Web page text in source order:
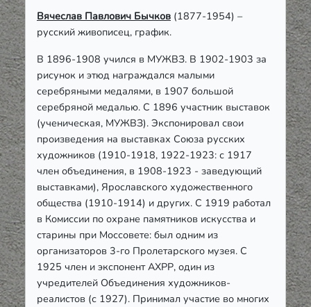
Вячеслав Павлович Бычков (1877-1954) –
русский живописец, график.
В 1896-1908 учился в МУЖВЗ. В 1902-1903 за
рисунок и этюд награждался малыми
серебряными медалями, в 1907 большой
серебряной медалью. С 1896 участник выставок
(ученическая, МУЖВЗ). Экспонировал свои
произведения на выставках Союза русских
художников (1910-1918, 1922-1923: с 1917
член объединения, в 1908-1923 - заведующий
выставками), Ярославского художественного
общества (1910-1914) и других. С 1919 работал
в Комиссии по охране памятников искусства и
старины при Моссовете: был одним из
организаторов 3-го Пролетарского музея. С
1925 член и экспонент АХРР, один из
учредителей Объединения художников-
реалистов (с 1927). Принимал участие во многих